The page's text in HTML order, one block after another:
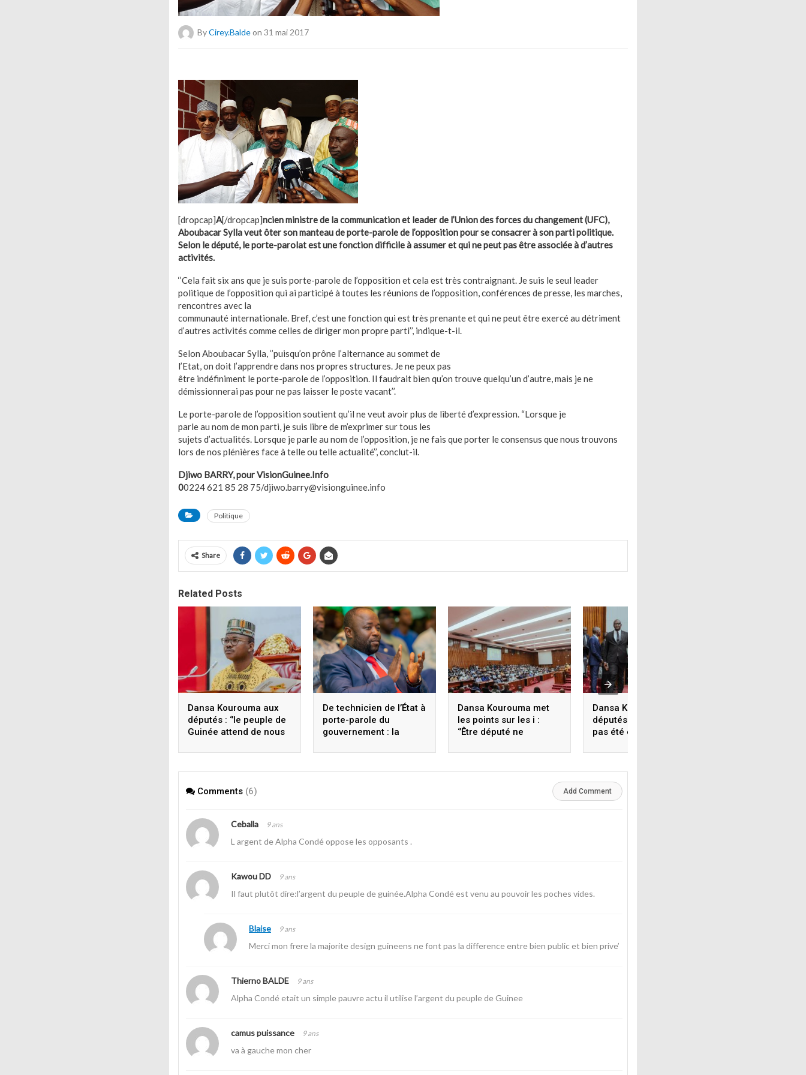
ByCirey.baldeon 31 mai 2017
[dropcap]A[/dropcap]ncien ministre de la communication et leader de l’Union des forces du changement (UFC),
Aboubacar Sylla veut ôter son manteau de porte-parole de l’opposition pour se consacrer à son parti politique.
Selon le député, le porte-parolat est une fonction difficile à assumer et qui ne peut pas être associée à d’autres
activités.
‘’Cela fait six ans que je suis porte-parole de l’opposition et cela est très contraignant. Je suis le seul leader
politique de l’opposition qui ai participé à toutes les réunions de l’opposition, conférences de presse, les marches,
rencontres avec la
communauté internationale. Bref, c’est une fonction qui est très prenante et qui ne peut être exercé au détriment
d’autres activités comme celles de diriger mon propre parti’’, indique-t-il.
Selon Aboubacar Sylla, ‘’puisqu’on prône l’alternance au sommet de
l’Etat, on doit l’apprendre dans nos propres structures. Je ne peux pas
être indéfiniment le porte-parole de l’opposition. Il faudrait bien qu’on trouve quelqu’un d’autre, mais je ne
démissionnerai pas pour ne pas laisser le poste vacant’’.
Le porte-parole de l’opposition soutient qu’il ne veut avoir plus de liberté d’expression. “Lorsque je
parle au nom de mon parti, je suis libre de m’exprimer sur tous les
sujets d’actualités. Lorsque je parle au nom de l’opposition, je ne fais que porter le consensus que nous trouvons
lors de nos plénières face à telle ou telle actualité’’, conclut-il.
Djiwo BARRY, pour VisionGuinee.Info
00224 621 85 28 75/djiwo.barry@visionguinee.info
Politique
Share
Related Posts
Dansa Kourouma aux
députés : ‘’le peuple de
Guinée attend de nous
nationale forte, intègre,
De technicien de l’État à
porte-parole du
gouvernement : la
du ministre Faya
Dansa Kourouma met
les points sur les i :
‘’Être député ne
à prendre la parole
Dansa Kourouma aux
députés : ‘’Nous n’avons
pas été élus pour
sièges’’
Comments (6) Add Comment
Ceballa 9 ans
L argent de Alpha Condé oppose les opposants .
Kawou DD 9 ans
Il faut plutôt dire:l’argent du peuple de guinée.Alpha Condé est venu au pouvoir les poches vides.
Blaise 9 ans
Merci mon frere la majorite design guineens ne font pas la difference entre bien public et bien prive’
Thierno BALDE 9 ans
Alpha Condé etait un simple pauvre actu il utilise l’argent du peuple de Guinee
camus puissance 9 ans
va à gauche mon cher